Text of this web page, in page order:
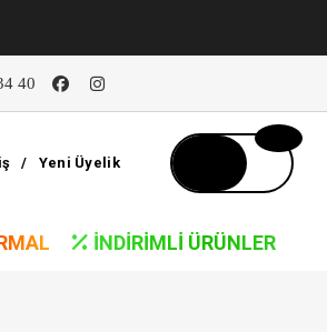
40
/ Yeni Üyelik
İNDIRIMLI ÜRÜNLER